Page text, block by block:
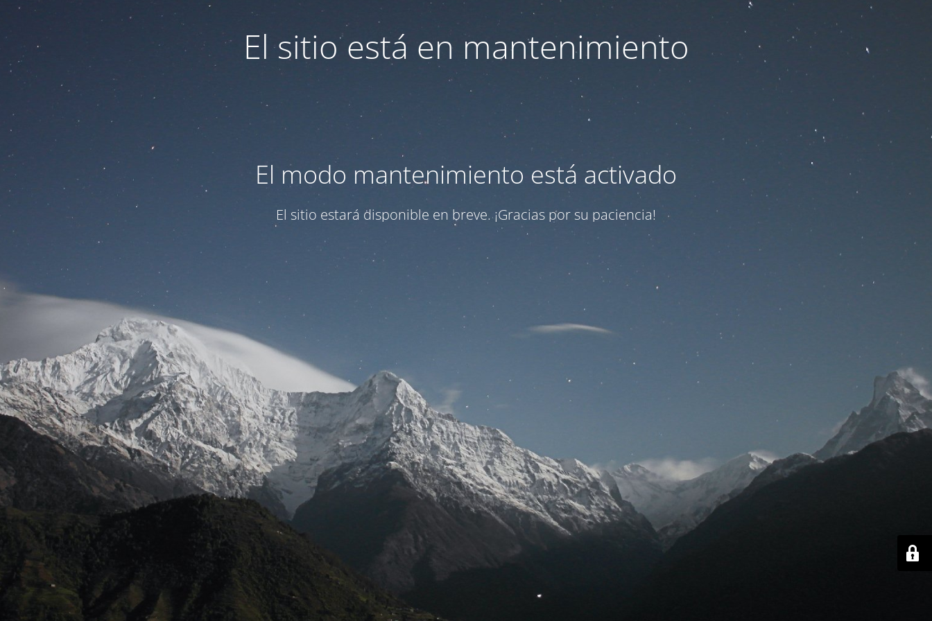
El sitio está en mantenimiento
El modo mantenimiento está activado
El sitio estará disponible en breve. ¡Gracias por su paciencia!